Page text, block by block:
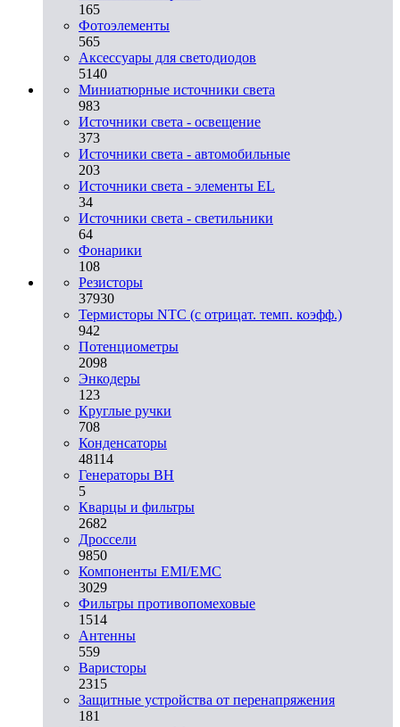
165
Фотоэлементы
565
Аксессуары для светодиодов
5140
Миниатюрные источники света
983
Источники света - освещение
373
Источники света - автомобильные
203
Источники света - элементы EL
34
Источники света - светильники
64
Фонарики
108
Резисторы
37930
Термисторы NTC (с отрицат. темп. коэфф.)
942
Потенциометры
2098
Энкодеры
123
Круглые ручки
708
Конденсаторы
48114
Генераторы ВН
5
Кварцы и фильтры
2682
Дроссели
9850
Компоненты EMI/EMC
3029
Фильтры противопомеховые
1514
Антенны
559
Варисторы
2315
Защитные устройства от перенапряжения
181